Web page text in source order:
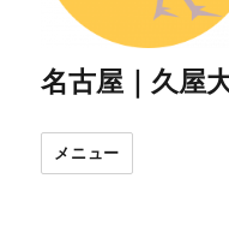
名古屋｜久屋
メニュー